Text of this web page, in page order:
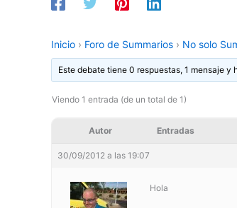
Inicio › Foro de Summarios › No solo
Este debate tiene 0 respuestas, 1 mensaje
Viendo 1 entrada (de un total de 1)
Autor Entradas
30/09/2012 a las 19:07
Hola